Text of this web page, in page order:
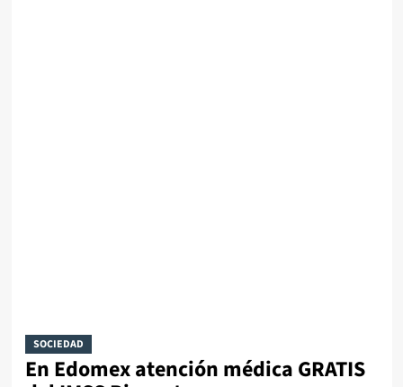
SOCIEDAD
En Edomex atención médica GRATIS